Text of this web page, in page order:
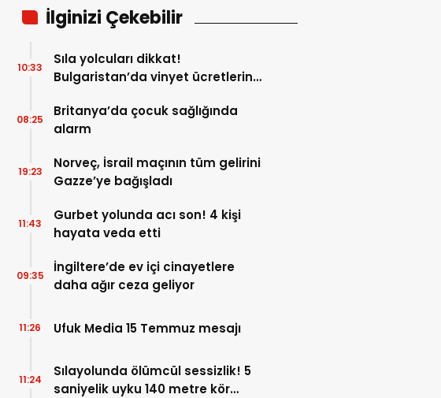
İlginizi Çekebilir
Sıla yolcuları dikkat!
Bulgaristan’da vinyet ücretlerine
10:33
Britanya’da çocuk sağlığında
alarm
08:25
Norveç, İsrail maçının tüm gelirini
Gazze’ye bağışladı
19:23
Gurbet yolunda acı son! 4 kişi
hayata veda etti
11:43
İngiltere’de ev içi cinayetlere
daha ağır ceza geliyor
09:35
Ufuk Media 15 Temmuz mesajı
11:26
Sılayolunda ölümcül sessizlik! 5
saniyelik uyku 140 metre kör
11:24